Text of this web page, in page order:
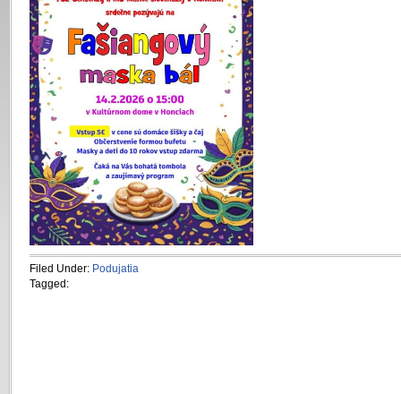
Filed Under: Podujatia
Tagged: